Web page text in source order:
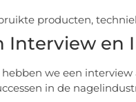
producten,
Interview en
we een
in de